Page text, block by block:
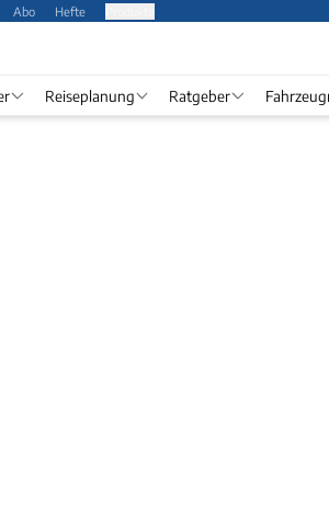
Abo Hefte
Reiseplanung Ratgeber